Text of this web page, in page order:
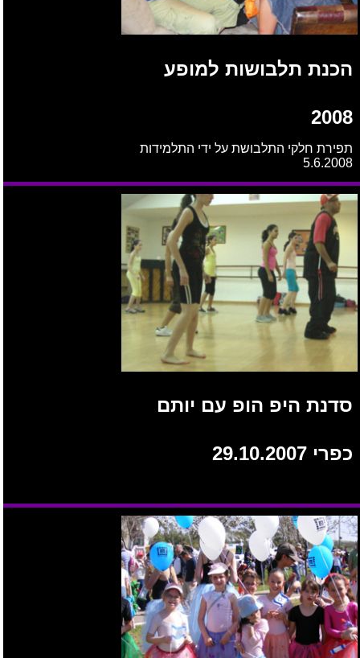
הכנת תלבושות למופע
2008
תפירת חלקי התלבושת על ידי התלמידות
5.6.2008
סדנת היפ הופ עם יותם
כפרי 29.10.2007